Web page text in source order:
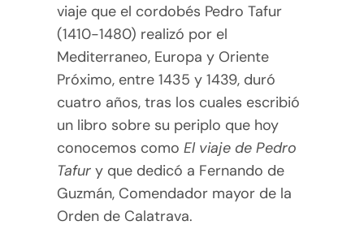
viaje que el cordobés Pedro Tafur
(1410-1480) realizó por el
Mediterraneo, Europa y Oriente
Próximo, entre 1435 y 1439, duró
cuatro años, tras los cuales escribió
un libro sobre su periplo que hoy
conocemos como El viaje de Pedro
Tafury que dedicó a Fernando de
Guzmán, Comendador mayor de la
Orden de Calatrava.